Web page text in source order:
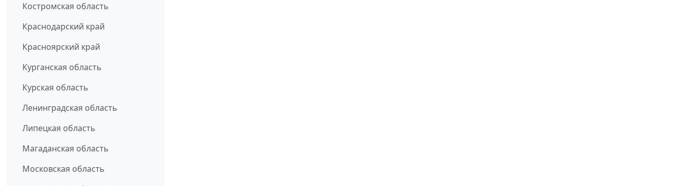
Костромская область
Краснодарский край
Красноярский край
Курганская область
Курская область
Ленинградская область
Липецкая область
Магаданская область
Московская область